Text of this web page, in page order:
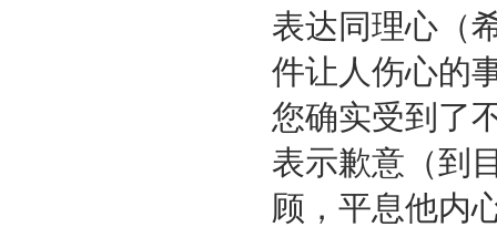
表达同理心（
件让人伤心的
您确实受到了
表示歉意（到
顾，平息他内